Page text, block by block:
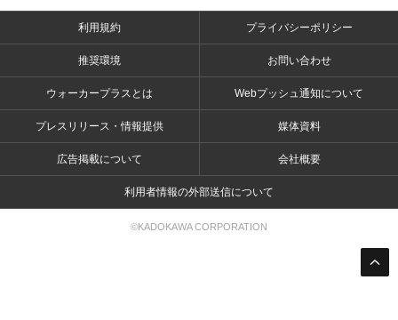
利用規約 プライバシーポリシー
推奨環境 お問い合わせ
ウォーカープラスとは Webプッシュ通知について
プレスリリース・情報提供 媒体資料
広告掲載について 会社概要
利用者情報の外部送信について
©KADOKAWA CORPORATION